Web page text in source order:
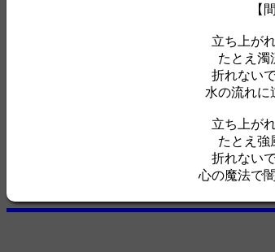
【
立ち上が
たとえ濁
折れない
水の流れに
立ち上が
たとえ強
折れない
心の魔法で